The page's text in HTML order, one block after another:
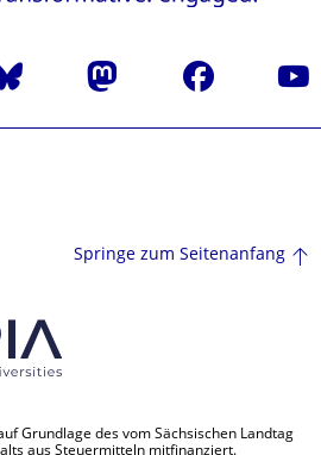
Mastodon Facebook
Springe zum Seitenanfang
Grundlage des vom Sächsischen Landtag
aus Steuermitteln mitfinanziert.